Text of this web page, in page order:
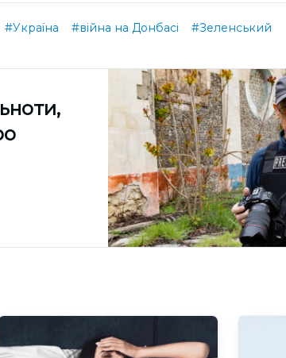
#Україна #війна на Донбасі #Зеленський